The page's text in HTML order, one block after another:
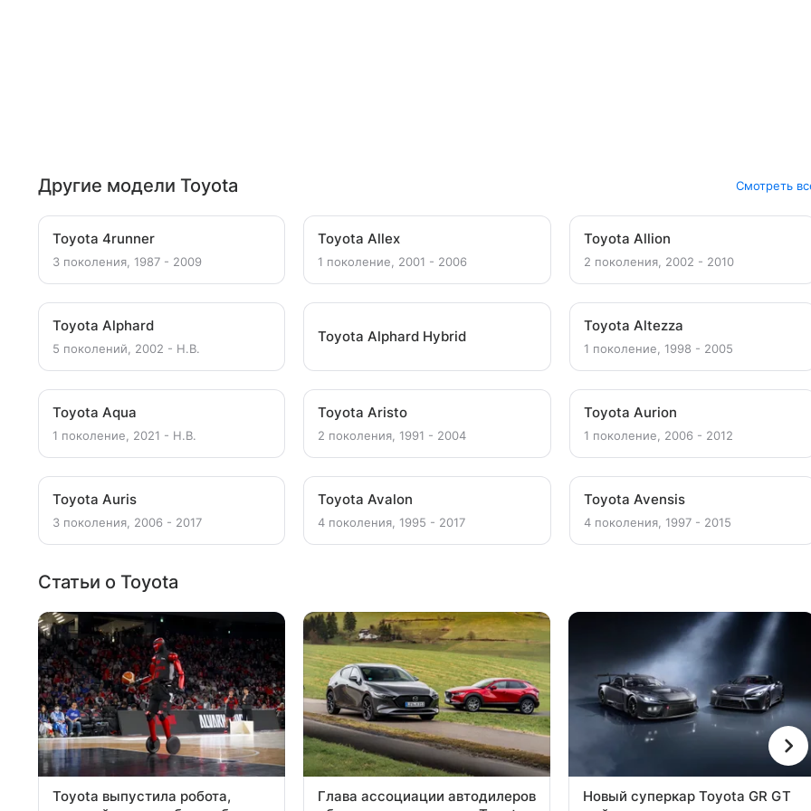
Другие модели Toyota Смотреть
Toyota 4runner
3 поколения, 1987 - 2009
Toyota Allex
1 поколение, 2001 - 2006
Toyota Allion
2 поколения, 2002 - 2010
Toyota Alphard
5 поколений, 2002 - Н.В.
Toyota Alphard Hybrid
Toyota Altezza
1 поколение, 1998 - 2005
Toyota Aqua
1 поколение, 2021 - Н.В.
Toyota Aristo
2 поколения, 1991 - 2004
Toyota Aurion
1 поколение, 2006 - 2012
Toyota Auris
3 поколения, 2006 - 2017
Toyota Avalon
4 поколения, 1995 - 2017
Toyota Avensis
4 поколения, 1997 - 2015
Статьи о Toyota
Toyota выпустила робота,
Глава ассоциации автодилеров
Новый суперкар Toyota GR GT